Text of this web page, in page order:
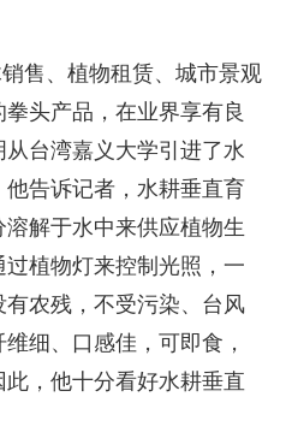
售、植物租赁、城市景观
头产品，在业界享有良
台湾嘉义大学引进了水
告诉记者，水耕垂直育
解于水中来供应植物生
植物灯来控制光照，一
农残，不受污染、台风
细、口感佳，可即食，
，他十分看好水耕垂直